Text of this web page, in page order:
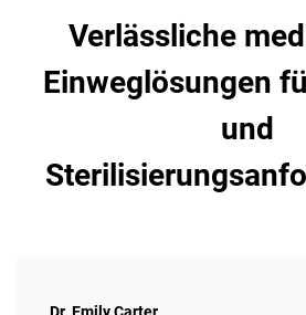
Verlässliche
Einweglösungen
und
Dr. Emily Carter